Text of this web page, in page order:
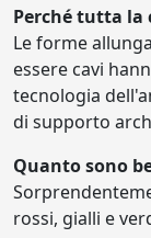
Perché tutta la
Le forme
essere cavi
tecnologia
di supporto
Quanto sono
rossi, gialli e